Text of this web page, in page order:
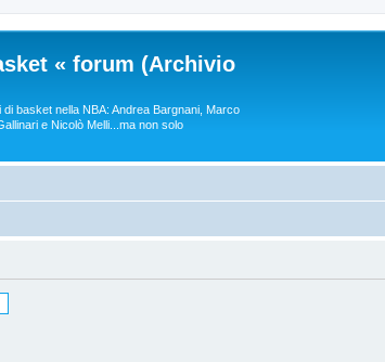
« forum (Archivio
di basket nella NBA: Andrea Bargnani, Marco
e Nicolò Melli...ma non solo